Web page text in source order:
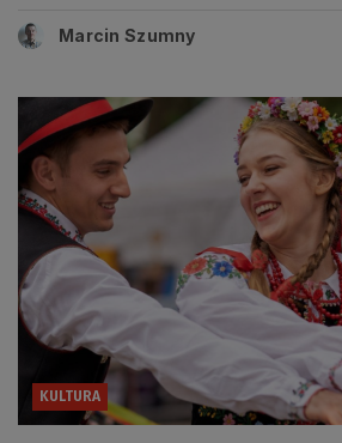
Marcin Szumny
KULTURA